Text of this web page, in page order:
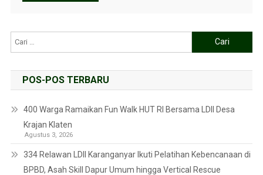
POS-POS TERBARU
400 Warga Ramaikan Fun Walk HUT RI Bersama LDII Desa
Krajan Klaten
Agustus 3, 2026
334 Relawan LDII Karanganyar Ikuti Pelatihan Kebencanaan di
BPBD, Asah Skill Dapur Umum hingga Vertical Rescue